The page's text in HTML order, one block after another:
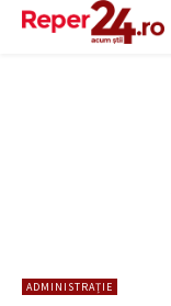
ADMINISTRAȚIE